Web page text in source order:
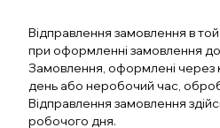
Відправлення замовлення в
при оформленні замовлення до
Замовлення, оформлені через
день або неробочий час,
Відправлення замовлення
робочого дня.